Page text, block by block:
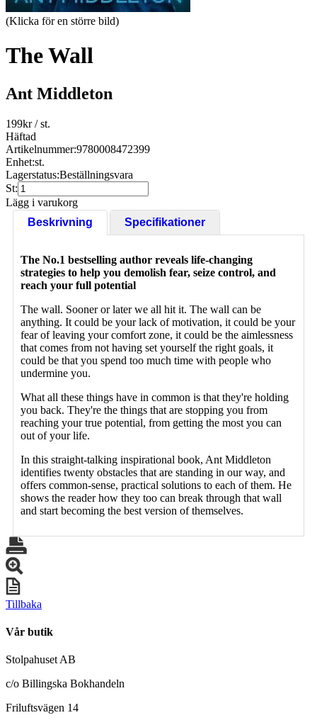
(Klicka för en större bild)
The Wall
Ant Middleton
199kr/ st.
Häftad
Artikelnummer:9780008472399
Enhet:st.
Lagerstatus:Beställningsvara
St:
Lägg i varukorg
Beskrivning
Specifikationer
The No.1 bestselling author reveals life-changing
strategies to help you demolish fear, seize control, and
reach your full potential
The wall. Sooner or later we all hit it. The wall can be
anything. It could be your lack of motivation, it could be your
fear of leaving your comfort zone, it could be the aimlessness
that comes from not having set yourself the right goals, it
could be that you spend too much time with people who
undermine you.
What all these things have in common is that they're holding
you back. They're the things that are stopping you from
reaching your true potential, from getting the most you can
out of your life.
In this straight-talking inspirational book, Ant Middleton
identifies twenty obstacles that are standing in our way, and
offers common-sense, practical solutions to each of them. He
shows the reader how they too can break through that wall
and start becoming the best version of themselves.
Tillbaka
Vår butik
Stolpahuset AB
c/o Billingska Bokhandeln
Friluftsvägen 14